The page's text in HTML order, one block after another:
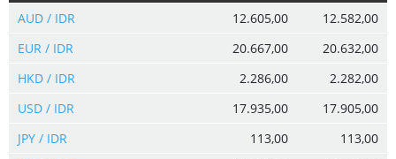
AUD / IDR
12.605,00
12.582,00
EUR / IDR
20.667,00
20.632,00
HKD / IDR
2.286,00
2.282,00
USD / IDR
17.935,00
17.905,00
JPY / IDR
113,00
113,00